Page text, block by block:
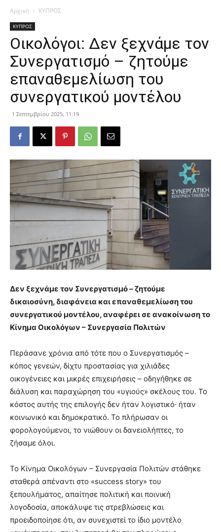
Αρχική ΚΥΠΡΟΣ
ΚΥΠΡΟΣ
Οικολόγοι: Δεν ξεχνάμε τον
Συνεργατισμό – ζητούμε
επαναθεμελίωση του
συνεργατικού μοντέλου
1 Σεπτεμβρίου 2025, 11:19
Δεν ξεχνάμε τον Συνεργατισμό – ζητούμε
δικαιοσύνη, διαφάνεια και επαναθεμελίωση του
συνεργατικού μοντέλου, αναφέρει σε ανακοίνωση το
Κίνημα Οικολόγων – Συνεργασία Πολιτών
Περάσανε χρόνια από τότε που ο Συνεργατισμός –
κόπος γενεών, δίχτυ προστασίας για χιλιάδες
οικογένειες και μικρές επιχειρήσεις – οδηγήθηκε σε
διάλυση και παραχώρηση του «υγιούς» σκέλους του. Το
κόστος αυτής της επιλογής δεν ήταν λογιστικό· ήταν
κοινωνικό και δημοκρατικό. Το πλήρωσαν οι
φορολογούμενοι, το νιώθουν οι δανειολήπτες, το
ζήσαμε όλοι.
Το Κίνημα Οικολόγων – Συνεργασία Πολιτών στάθηκε
σταθερά απέναντι στο «success story» του
ξεπουλήματος, απαίτησε πολιτική και ποινική
λογοδοσία, αποκάλυψε τις στρεβλώσεις και
προειδοποίησε ότι, αν συνεχιστεί το ίδιο μοντέλο